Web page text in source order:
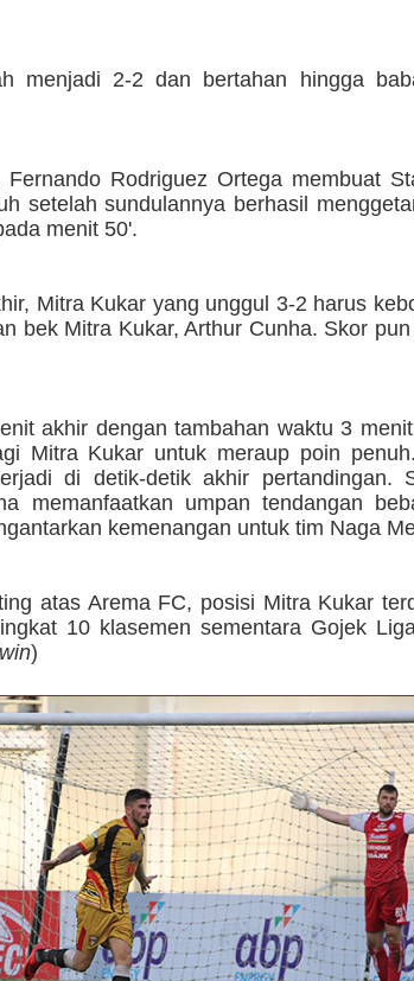
menjadi 2-2 dan bertahan hingga
Rodriguez Ortega membuat
setelah sundulannya berhasil
menit 50'.
Mitra Kukar yang unggul 3-2 harus
bek Mitra Kukar, Arthur Cunha. Skor
akhir dengan tambahan waktu 3
Mitra Kukar untuk meraup poin
di detik-detik akhir pertandingan.
memanfaatkan umpan tendangan
kemenangan untuk tim Naga
atas Arema FC, posisi Mitra Kukar
10 klasemen sementara Gojek
win)